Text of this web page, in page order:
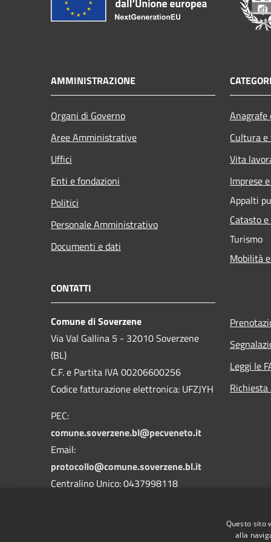
AMMINISTRAZIONE
Organi di Governo
Aree Amministrative
Uffici
Enti e fondazioni
Politici
Personale Amministrativo
Documenti e dati
Cultura
Vita
Imprese
Appalti
Catasto
Turismo
Mobilità
CONTATTI
Comune di Soverzene
Via Val Gallina 5 - 32010 Soverzene
(BL)
C.F. e Partita IVA 00206600256
Codice fatturazione elettronica: UFZJYH
PEC:
comune.soverzene.bl@pecveneto.it
Email:
protocollo@comune.soverzene.bl.it
Centralino Unico: 0437998118
Leggi le
Questo sito
alla